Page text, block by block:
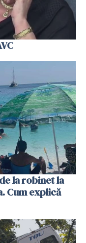
la robinet la
Cum explică